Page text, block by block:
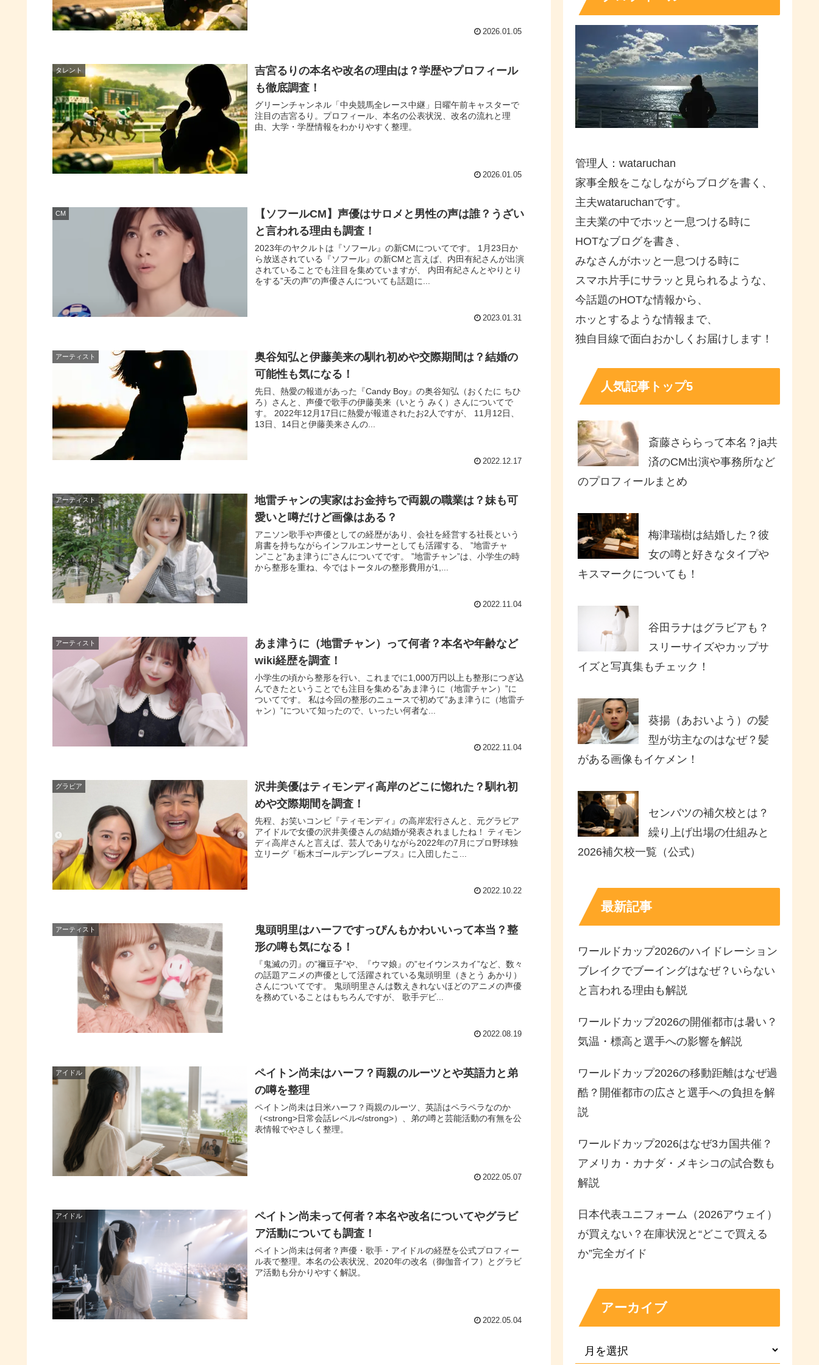
2026.01.05
タレント
吉宮るりの本名や改名の理由は？学歴やプロフィール
も徹底調査！
グリーンチャンネル「中央競馬全レース中継」日曜午前キャスターで
注目の吉宮るり。プロフィール、本名の公表状況、改名の流れと理
由、大学・学歴情報をわかりやすく整理。
2026.01.05
CM
【ソフールCM】声優はサロメと男性の声は誰？うざい
と言われる理由も調査！
2023年のヤクルトは『ソフール』の新CMについてです。 1月23日か
ら放送されている『ソフール』の新CMと言えば、内田有紀さんが出演
されていることでも注目を集めていますが、 内田有紀さんとやりとり
をする”天の声”の声優さんについても話題に...
2023.01.31
アーティスト
奥谷知弘と伊藤美来の馴れ初めや交際期間は？結婚の
可能性も気になる！
先日、熱愛の報道があった『Candy Boy』の奥谷知弘（おくたに ちひ
ろ）さんと、声優で歌手の伊藤美来（いとう みく）さんについてで
す。 2022年12月17日に熱愛が報道されたお2人ですが、 11月12日、
13日、14日と伊藤美来さんの...
2022.12.17
アーティスト
地雷チャンの実家はお金持ちで両親の職業は？妹も可
愛いと噂だけど画像はある？
アニソン歌手や声優としての経歴があり、会社を経営する社長という
肩書を持ちながらインフルエンサーとしても活躍する、 ”地雷チャ
ン”こと”あま津うに”さんについてです。 ”地雷チャン”は、小学生の時
から整形を重ね、今ではトータルの整形費用が1,...
2022.11.04
アーティスト
あま津うに（地雷チャン）って何者？本名や年齢など
wiki経歴を調査！
小学生の頃から整形を行い、これまでに1,000万円以上も整形につぎ込
んできたということでも注目を集める”あま津うに（地雷チャン）”に
ついてです。 私は今回の整形のニュースで初めて”あま津うに（地雷チ
ャン）”について知ったので、いったい何者な...
2022.11.04
グラビア
沢井美優はティモンディ高岸のどこに惚れた？馴れ初
めや交際期間を調査！
先程、お笑いコンビ『ティモンディ』の高岸宏行さんと、元グラビア
アイドルで女優の沢井美優さんの結婚が発表されましたね！ ティモン
ディ高岸さんと言えば、芸人でありながら2022年の7月にプロ野球独
立リーグ『栃木ゴールデンブレーブス』に入団したこ...
2022.10.22
アーティスト
鬼頭明里はハーフですっぴんもかわいいって本当？整
形の噂も気になる！
『鬼滅の刃』の”禰豆子”や、『ウマ娘』の”セイウンスカイ”など、数々
の話題アニメの声優として活躍されている鬼頭明里（きとう あかり）
さんについてです。 鬼頭明里さんは数えきれないほどのアニメの声優
を務めていることはもちろんですが、 歌手デビ...
2022.08.19
アイドル
ペイトン尚未はハーフ？両親のルーツとや英語力と弟
の噂を整理
ペイトン尚未は日米ハーフ？両親のルーツ、英語はペラペラなのか
（<strong>日常会話レベル</strong>）、弟の噂と芸能活動の有無を公
表情報でやさしく整理。
2022.05.07
アイドル
ペイトン尚未って何者？本名や改名についてやグラビ
ア活動についても調査！
ペイトン尚未は何者？声優・歌手・アイドルの経歴を公式プロフィー
ル表で整理。本名の公表状況、2020年の改名（御伽音イフ）とグラビ
ア活動も分かりやすく解説。
2022.05.04
管理人：wataruchan
家事全般をこなしながらブログを書く、
主夫wataruchanです。
主夫業の中でホッと一息つける時に
HOTなブログを書き、
みなさんがホッと一息つける時に
スマホ片手にサラッと見られるような、
今話題のHOTな情報から、
ホッとするような情報まで、
独自目線で面白おかしくお届けします！
人気記事トップ5
斎藤さららって本名？ja共
済のCM出演や事務所など
のプロフィールまとめ
梅津瑞樹は結婚した？彼
女の噂と好きなタイプや
キスマークについても！
谷田ラナはグラビアも？
スリーサイズやカップサ
イズと写真集もチェック！
葵揚（あおいよう）の髪
型が坊主なのはなぜ？髪
がある画像もイケメン！
センバツの補欠校とは？
繰り上げ出場の仕組みと
2026補欠校一覧（公式）
最新記事
ワールドカップ2026のハイドレーション
ブレイクでブーイングはなぜ？いらない
と言われる理由も解説
ワールドカップ2026の開催都市は暑い？
気温・標高と選手への影響を解説
ワールドカップ2026の移動距離はなぜ過
酷？開催都市の広さと選手への負担を解
説
ワールドカップ2026はなぜ3カ国共催？
アメリカ・カナダ・メキシコの試合数も
解説
日本代表ユニフォーム（2026アウェイ）
が買えない？在庫状況と“どこで買える
か”完全ガイド
アーカイブ